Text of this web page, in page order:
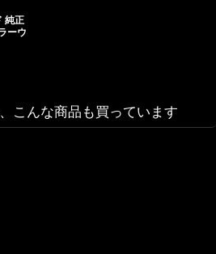
純正
ーウ
こんな商品も買っています